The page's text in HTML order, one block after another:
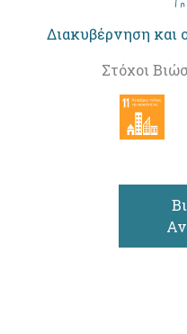
Διακυβέρνηση και
Στόχοι